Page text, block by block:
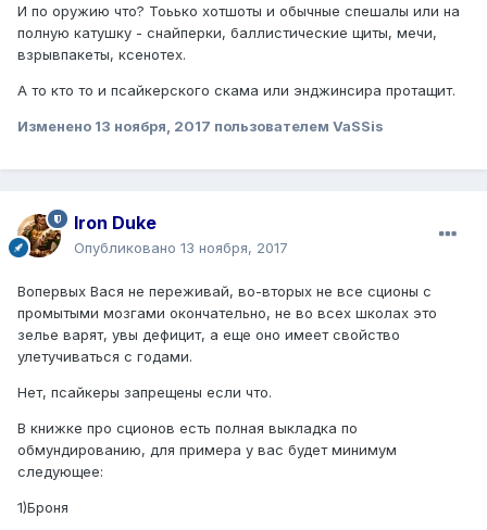
И по оружию что? Тоьько хотшоты и обычные спешалы или на
полную катушку - снайперки, баллистические щиты, мечи,
взрывпакеты, ксенотех.
А то кто то и псайкерского скама или энджинсира протащит.
Изменено 13 ноября, 2017 пользователем VaSSis
Iron Duke
Опубликовано 13 ноября, 2017
Вопервых Вася не переживай, во-вторых не все сционы с
промытыми мозгами окончательно, не во всех школах это
зелье варят, увы дефицит, а еще оно имеет свойство
улетучиваться с годами.
Нет, псайкеры запрещены если что.
В книжке про сционов есть полная выкладка по
обмундированию, для примера у вас будет минимум
следующее:
1)Броня